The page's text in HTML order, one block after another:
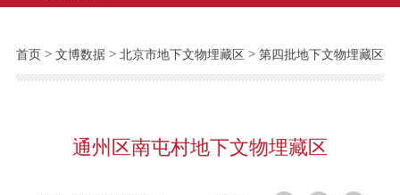
首页> 文博数据> 北京市地下文物埋藏区> 第四批地下文物埋藏区
通州区南屯村地下文物埋藏区